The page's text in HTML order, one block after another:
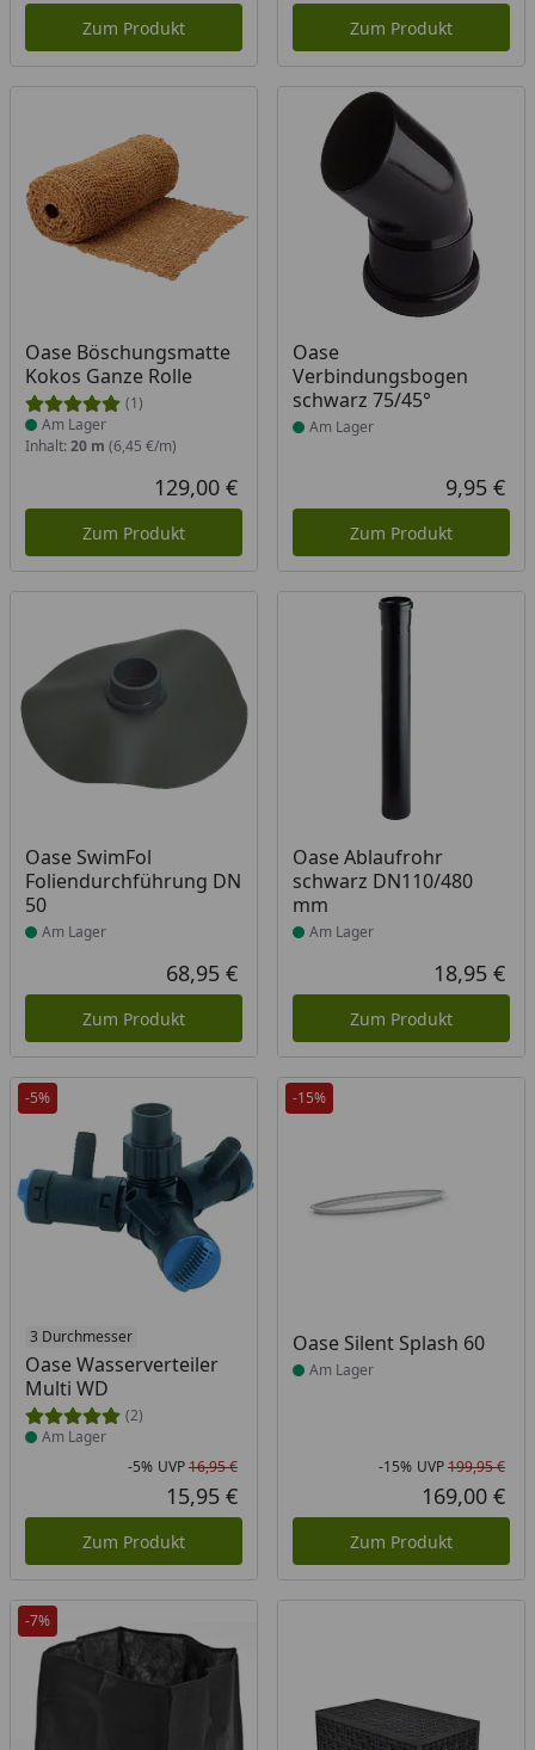
Zum Produkt Zum Produkt
Oase Böschungsmatte
Kokos Ganze Rolle
(1)
Produkt am Lager
Am Lager
Inhalt: 20 m (6,45 €/m)
Aktueller Preis
129,00 €
Zum Produkt
Oase
Verbindungsbogen
schwarz 75/45°
Produkt am Lager
Am Lager
9,95 €
Zum Produkt
Oase SwimFol
Foliendurchführung DN
50
Produkt am Lager
Am Lager
Aktueller Preis
68,95 €
Zum Produkt
Oase Ablaufrohr
schwarz DN110/480
mm
Produkt am Lager
Am Lager
18,95 €
Zum Produkt
-5%
3 Durchmesser
Oase Wasserverteiler
Multi WD
(2)
Produkt am Lager
Am Lager
Rabatt in Prozent
-5%
Ursprünglicher Preis
UVP16,95 €
Aktueller Preis
15,95 €
Zum Produkt
-15%
Oase Silent Splash 60
Produkt am Lager
Am Lager
-15% UVP199,95 €
169,00 €
Zum Produkt
-7%